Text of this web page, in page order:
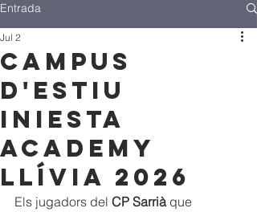
Entrada
Campus
d'Estiu
Iniesta
Academy
Llívia 2026
Jul 2
Els jugadors del CP Sarrià que